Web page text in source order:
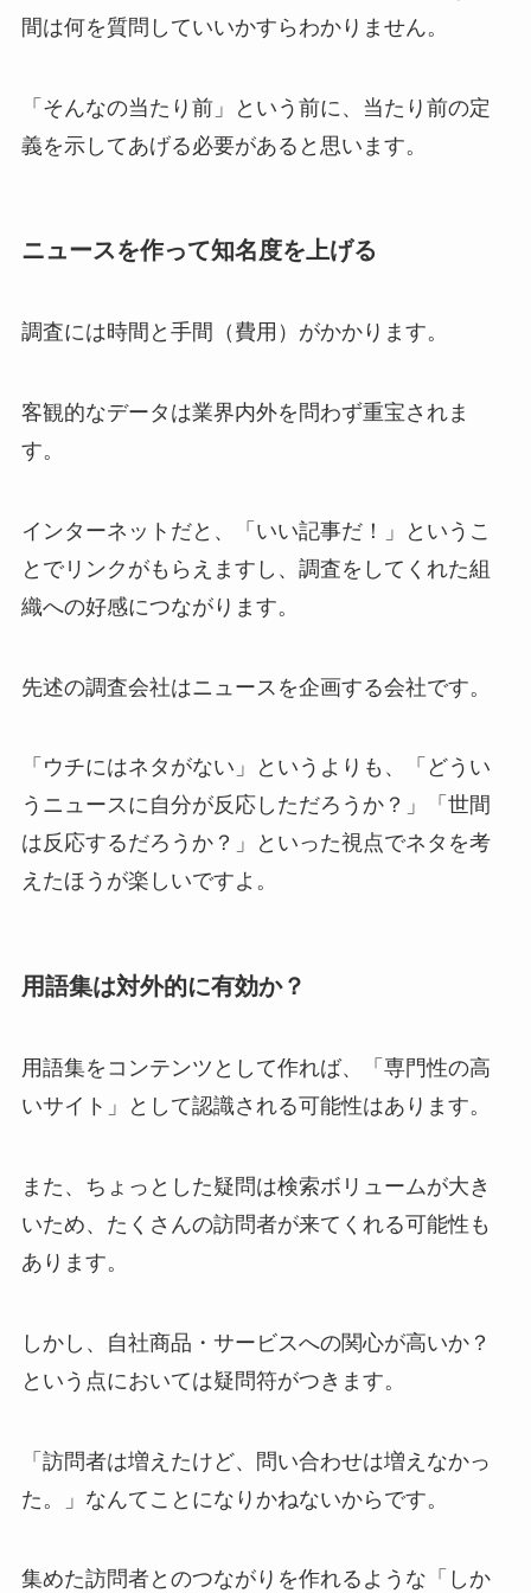
間は何を質問していいかすらわかりません。
「そんなの当たり前」という前に、当たり前の定
義を示してあげる必要があると思います。
ニュースを作って知名度を上げる
調査には時間と手間（費用）がかかります。
客観的なデータは業界内外を問わず重宝されま
す。
インターネットだと、「いい記事だ！」というこ
とでリンクがもらえますし、調査をしてくれた組
織への好感につながります。
先述の調査会社はニュースを企画する会社です。
「ウチにはネタがない」というよりも、「どうい
うニュースに自分が反応しただろうか？」「世間
は反応するだろうか？」といった視点でネタを考
えたほうが楽しいですよ。
用語集は対外的に有効か？
用語集をコンテンツとして作れば、「専門性の高
いサイト」として認識される可能性はあります。
また、ちょっとした疑問は検索ボリュームが大き
いため、たくさんの訪問者が来てくれる可能性も
あります。
しかし、自社商品・サービスへの関心が高いか？
という点においては疑問符がつきます。
「訪問者は増えたけど、問い合わせは増えなかっ
た。」なんてことになりかねないからです。
集めた訪問者とのつながりを作れるような「しか